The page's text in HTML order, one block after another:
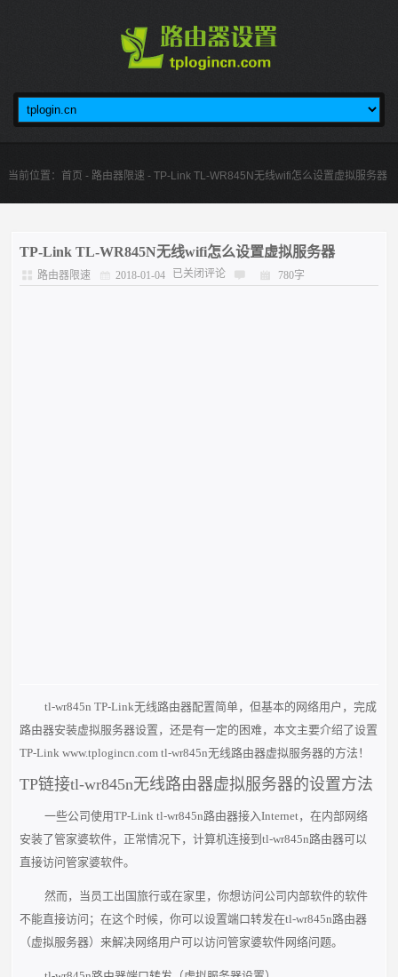
当前位置： 首页 - 路由器限速 - TP-Link TL-WR845N无线wifi怎么设置虚拟服务器
TP-Link TL-WR845N无线wifi怎么设置虚拟服务器
路由器限速 2018-01-04 已关闭评论 780字
tl-wr845n TP-Link无线路由器配置简单，但基本的网络用户，完成
路由器安装虚拟服务器设置，还是有一定的困难，本文主要介绍了设置
TP-Link www.tplogincn.com tl-wr845n无线路由器虚拟服务器的方法！
TP链接tl-wr845n无线路由器虚拟服务器的设置方法
一些公司使用TP-Link tl-wr845n路由器接入Internet，在内部网络
安装了管家婆软件，正常情况下，计算机连接到tl-wr845n路由器可以
直接访问管家婆软件。
然而，当员工出国旅行或在家里，你想访问公司内部软件的软件
不能直接访问；在这个时候，你可以设置端口转发在tl-wr845n路由器
（虚拟服务器）来解决网络用户可以访问管家婆软件网络问题。